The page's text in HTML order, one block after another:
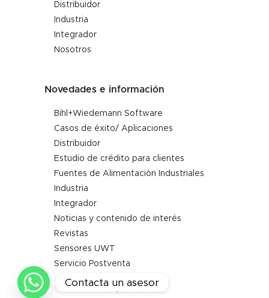
Distribuidor
Industria
Integrador
Nosotros
Novedades e información
Bihl+Wiedemann Software
Casos de éxito/ Aplicaciones
Distribuidor
Estudio de crédito para clientes
Fuentes de Alimentación Industriales
Industria
Integrador
Noticias y contenido de interés
Revistas
Sensores UWT
Servicio Postventa
Síguenos en
Contacta un asesor